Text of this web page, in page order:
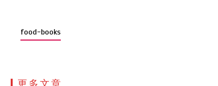
food-books
更多文章